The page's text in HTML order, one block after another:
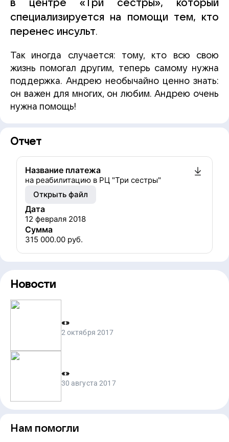
в центре «Три сестры», который
специализируется на помощи тем, кто
перенес инсульт.
Так иногда случается: тому, кто всю свою
жизнь помогал другим, теперь самому нужна
поддержка. Андрею необычайно ценно знать:
он важен для многих, он любим. Андрею очень
нужна помощь!
Отчет
Название платежа
на реабилитацию в РЦ "Три сестры"
Открыть файл
Дата
12 февраля 2018
Сумма
315 000.00 руб.
Новости
«»
2 октября 2017
«»
30 августа 2017
Нам помогли